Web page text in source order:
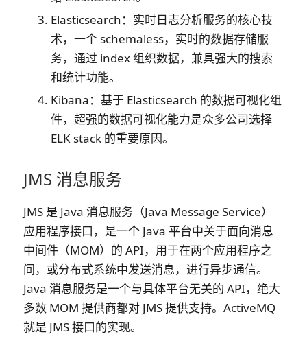
Elasticsearch：实时日志分析服务的核心技
术，一个 schemaless，实时的数据存储服
务，通过 index 组织数据，兼具强大的搜索
和统计功能。
Kibana：基于 Elasticsearch 的数据可视化组
件，超强的数据可视化能力是众多公司选择
ELK stack 的重要原因。
JMS 消息服务
JMS 是 Java 消息服务（Java Message Service）
应用程序接口，是一个 Java 平台中关于面向消息
中间件（MOM）的 API，用于在两个应用程序之
间，或分布式系统中发送消息，进行异步通信。
Java 消息服务是一个与具体平台无关的 API，绝大
多数 MOM 提供商都对 JMS 提供支持。ActiveMQ
就是 JMS 接口的实现。